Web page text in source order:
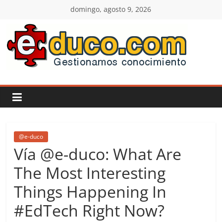
contenido
domingo, agosto 9, 2026
E-
duco:
Gestión
del
Conocimiento
Learn
more.
Do
@e-duco
Vía @e-duco: What Are
The Most Interesting
Things Happening In
#EdTech Right Now?